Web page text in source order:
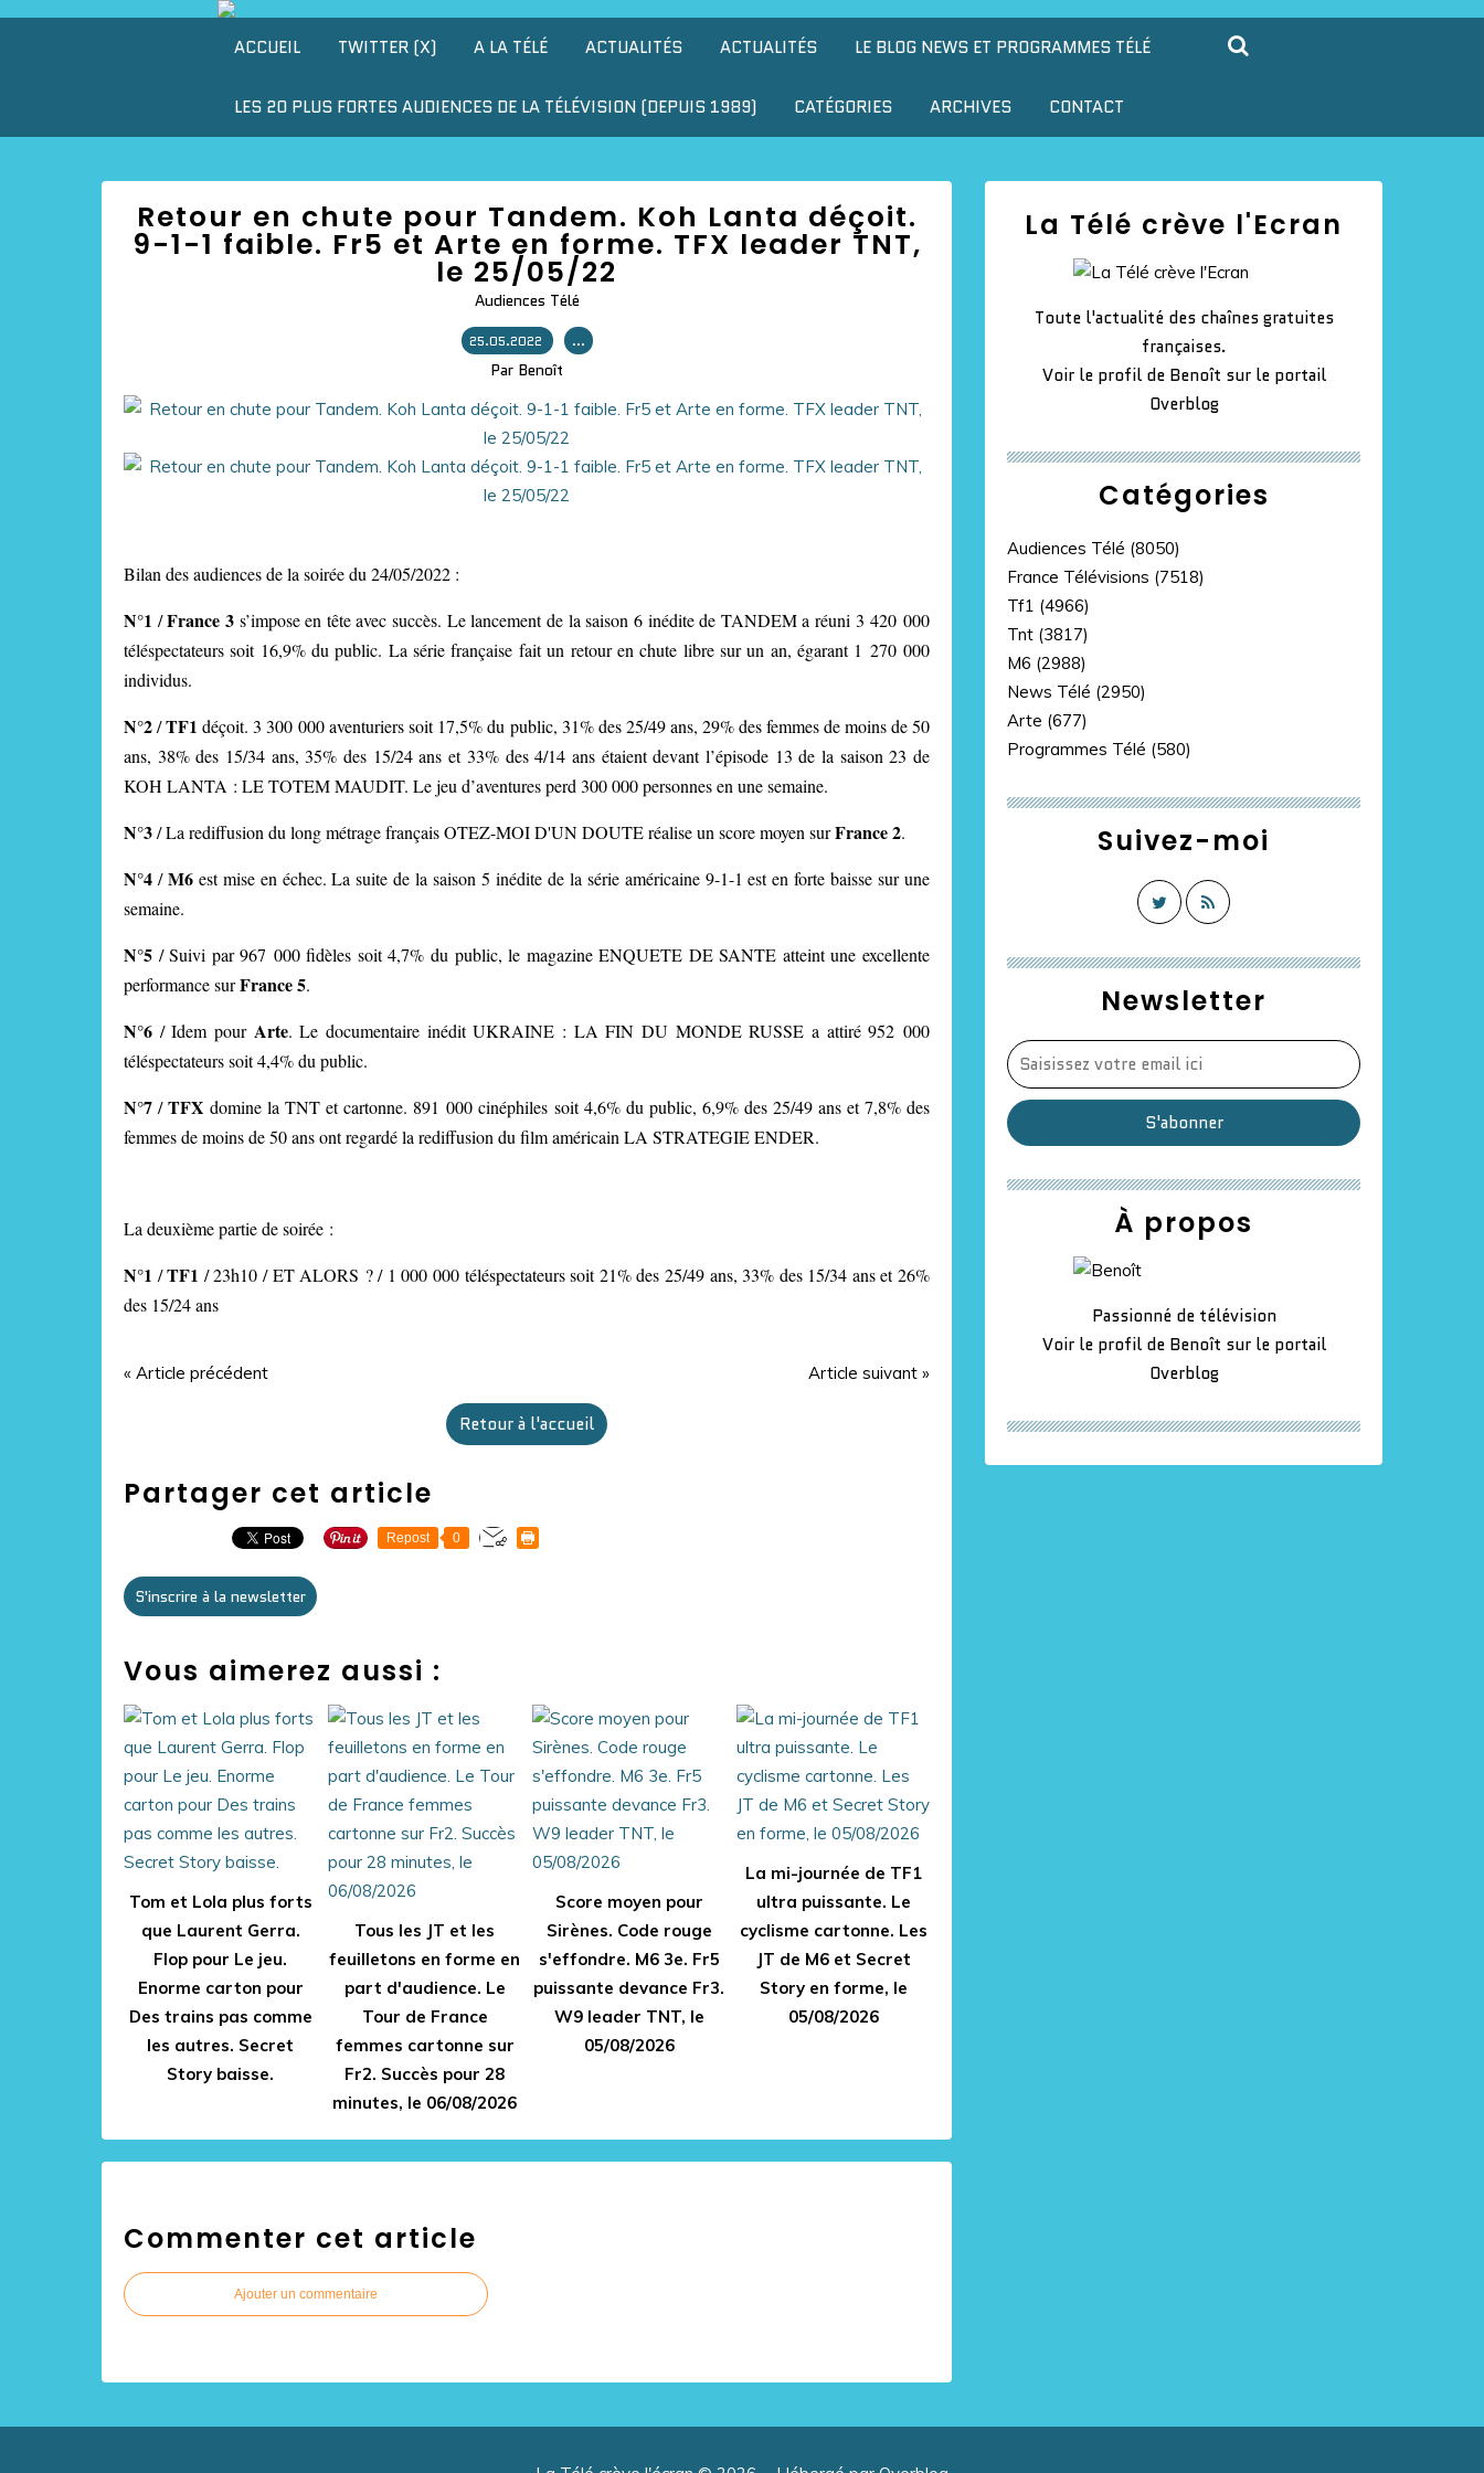
ACCUEIL TWITTER (X) A LA TÉLÉ ACTUALITÉS ACTUALITÉS LE BLOG NEWS ET PROGRAMMES TÉLÉ
LES 20 PLUS FORTES AUDIENCES DE LA TÉLÉVISION (DEPUIS 1989) CATÉGORIES ARCHIVES CONTACT
Retour en chute pour Tandem. Koh Lanta déçoit.
9-1-1 faible. Fr5 et Arte en forme. TFX leader TNT,
le 25/05/22
Audiences Télé
25.05.2022 …
Par Benoît
Bilan des audiences de la soirée du 24/05/2022 :
N°1 /France 3 s’impose en tête avec succès. Le lancement de la saison 6 inédite de TANDEM a réuni 3 420 000
téléspectateurs soit 16,9% du public. La série française fait un retour en chute libre sur un an, égarant 1 270 000
individus.
N°2/TF1déçoit. 3 300 000 aventuriers soit 17,5% du public, 31% des 25/49 ans, 29% des femmes de moins de 50
ans, 38% des 15/34 ans, 35% des 15/24 ans et 33% des 4/14 ans étaient devant l’épisode 13 de la saison 23 de
KOH LANTA : LE TOTEM MAUDIT. Le jeu d’aventures perd 300 000 personnes en une semaine.
N°3/ La rediffusion du long métrage français OTEZ-MOI D'UN DOUTE réalise un score moyen surFrance 2.
N°4 /M6est mise en échec. La suite de la saison 5 inédite de la série américaine 9-1-1 est en forte baisse sur une
semaine.
N°5 / Suivi par 967 000 fidèles soit 4,7% du public, le magazine ENQUETE DE SANTE atteint une excellente
performance surFrance 5.
N°6 /Idem pour Arte. Le documentaire inédit UKRAINE : LA FIN DU MONDE RUSSE a attiré 952 000
téléspectateurs soit 4,4% du public.
N°7 /TFX domine la TNT et cartonne. 891 000 cinéphiles soit 4,6% du public, 6,9% des 25/49 ans et 7,8% des
femmes de moins de 50 ans ont regardé la rediffusion du film américain LA STRATEGIE ENDER.
La deuxième partie de soirée :
N°1 /TF1 / 23h10 / ET ALORS ? / 1 000 000 téléspectateurs soit 21% des 25/49 ans, 33% des 15/34 ans et 26%
des 15/24 ans
« Article précédent Article suivant »
Retour à l'accueil
Partager cet article
Repost 0
S'inscrire à la newsletter
Vous aimerez aussi :
Tom et Lola plus forts
que Laurent Gerra.
Flop pour Le jeu.
Enorme carton pour
Des trains pas comme
les autres. Secret
Story baisse.
Tous les JT et les
feuilletons en forme en
part d'audience. Le
Tour de France
femmes cartonne sur
Fr2. Succès pour 28
minutes, le 06/08/2026
Score moyen pour
Sirènes. Code rouge
s'effondre. M6 3e. Fr5
puissante devance Fr3.
W9 leader TNT, le
05/08/2026
La mi-journée de TF1
ultra puissante. Le
cyclisme cartonne. Les
JT de M6 et Secret
Story en forme, le
05/08/2026
Commenter cet article
Ajouter un commentaire
Newsletter
Catégories
Audiences Télé (8050)
France Télévisions (7518)
Tf1 (4966)
Tnt (3817)
M6 (2988)
News Télé (2950)
Arte (677)
Programmes Télé (580)
La Télé crève l'Ecran
Toute l'actualité des chaînes gratuites
françaises.
Voir le profil de Benoît sur le portail
Overblog
Suivez-moi
À propos
Passionné de télévision
Voir le profil de Benoît sur le portail
Overblog